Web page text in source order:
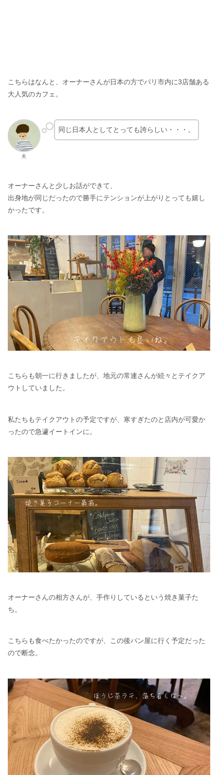
こちらはなんと、オーナーさんが日本の方でパリ市内に3店舗ある
大人気のカフェ。
夫
同じ日本人としてとっても誇らしい・・・。
オーナーさんと少しお話ができて、
出身地が同じだったので勝手にテンションが上がりとっても嬉し
かったです。
こちらも朝一に行きましたが、地元の常連さんが続々とテイクア
ウトしていました。
私たちもテイクアウトの予定ですが、寒すぎたのと店内が可愛か
ったので急遽イートインに。
オーナーさんの相方さんが、手作りしているという焼き菓子た
ち。
こちらも食べたかったのですが、この後パン屋に行く予定だった
ので断念。